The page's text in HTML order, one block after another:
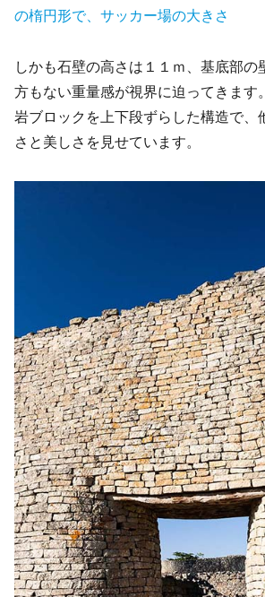
の楕円形で、サッカー場の大きさ
しかも石壁の高さは１１ｍ、基底部
方もない重量感が視界に迫ってきます
岩ブロックを上下段ずらした構造で、
さと美しさを見せています。